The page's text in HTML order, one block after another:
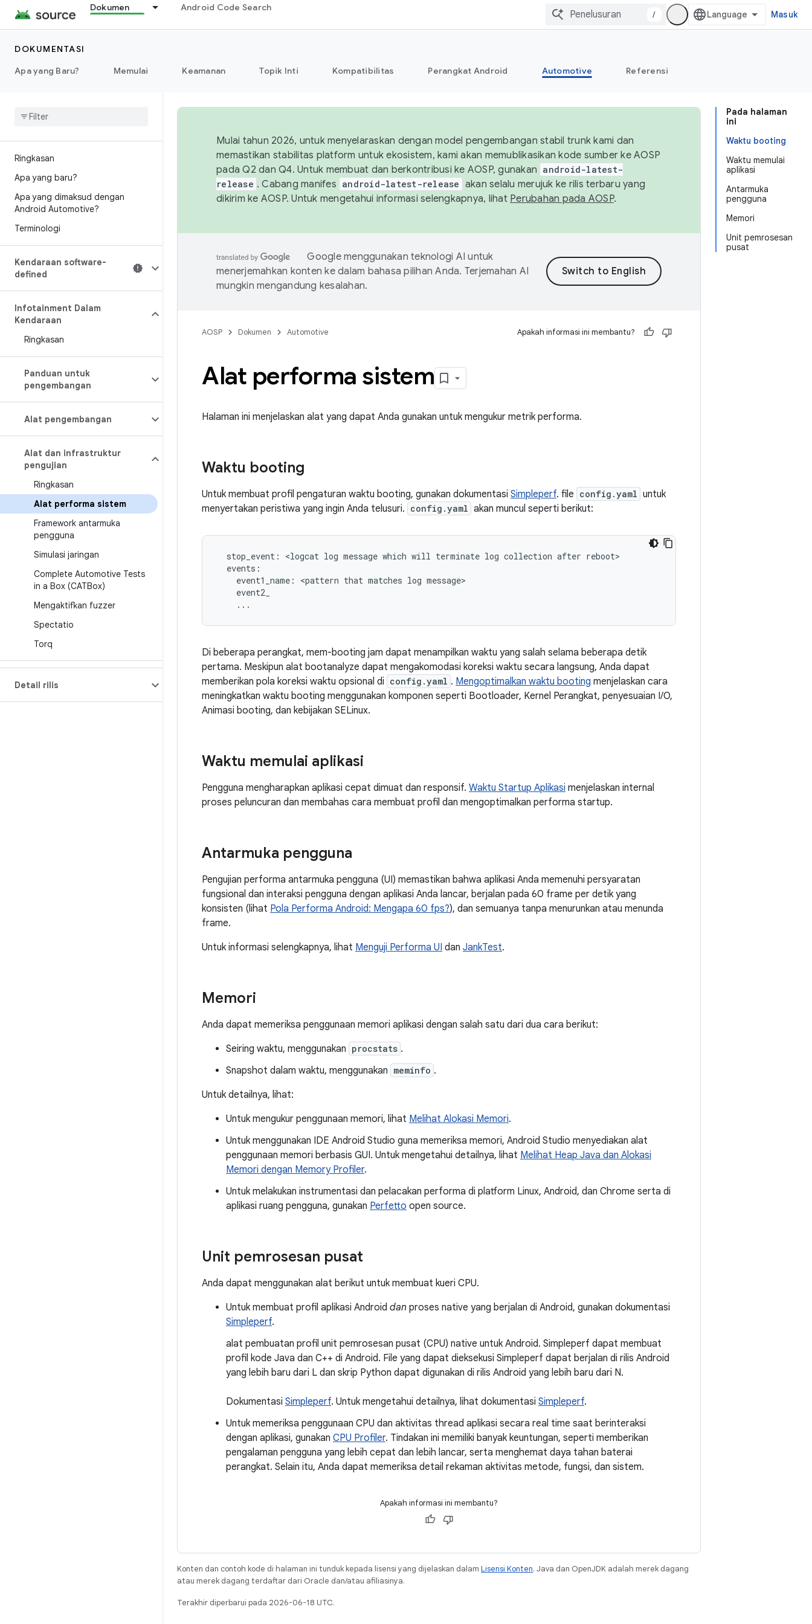
Dokumen Android Code Search
/ Masuk
DOKUMENTASI
Apa yang Baru?
Memulai Keamanan Topik Inti Kompatibilitas Perangkat Android Automotive Referensi
Ringkasan
Apa yang baru?
Apa yang dimaksud dengan
Android Automotive?
Terminologi
Kendaraan software-
defined
Infotainment Dalam
Kendaraan
Ringkasan
Panduan untuk
pengembangan
Alat pengembangan
Alat dan infrastruktur
pengujian
Ringkasan
Alat performa sistem
Framework antarmuka
pengguna
Simulasi jaringan
Complete Automotive Tests
in a Box (CATBox)
Mengaktifkan fuzzer
Spectatio
Torq
Detail rilis
Pada halaman
ini
Waktu booting
Waktu memulai
aplikasi
Antarmuka
pengguna
Memori
Unit pemrosesan
pusat
Mulai tahun 2026, untuk menyelaraskan dengan model pengembangan stabil trunk kami dan
memastikan stabilitas platform untuk ekosistem, kami akan memublikasikan kode sumber ke AOSP
pada Q2 dan Q4. Untuk membuat dan berkontribusi ke AOSP, gunakan android-latest-
release . Cabang manifes android-latest-release akan selalu merujuk ke rilis terbaru yang
dikirim ke AOSP. Untuk mengetahui informasi selengkapnya, lihat Perubahan pada AOSP.
Google menggunakan teknologi AI untuk
menerjemahkan konten ke dalam bahasa pilihan Anda. Terjemahan AI
mungkin mengandung kesalahan.
AOSP Dokumen Automotive Apakah informasi ini membantu?
Alat performa sistem
Halaman ini menjelaskan alat yang dapat Anda gunakan untuk mengukur metrik performa.
Waktu booting
Untuk membuat profil pengaturan waktu booting, gunakan dokumentasi Simpleperf. file config.yaml untuk
menyertakan peristiwa yang ingin Anda telusuri. config.yaml akan muncul seperti berikut:
  stop_event: <logcat log message which will terminate log collection after reboot>
  events:
    event1_name: <pattern that matches log message>
    event2_
    ...
Di beberapa perangkat, mem-booting jam dapat menampilkan waktu yang salah selama beberapa detik
pertama. Meskipun alat bootanalyze dapat mengakomodasi koreksi waktu secara langsung, Anda dapat
memberikan pola koreksi waktu opsional di config.yaml . Mengoptimalkan waktu booting menjelaskan cara
meningkatkan waktu booting menggunakan komponen seperti Bootloader, Kernel Perangkat, penyesuaian I/O,
Animasi booting, dan kebijakan SELinux.
Waktu memulai aplikasi
Pengguna mengharapkan aplikasi cepat dimuat dan responsif. Waktu Startup Aplikasi menjelaskan internal
proses peluncuran dan membahas cara membuat profil dan mengoptimalkan performa startup.
Antarmuka pengguna
Pengujian performa antarmuka pengguna (UI) memastikan bahwa aplikasi Anda memenuhi persyaratan
fungsional dan interaksi pengguna dengan aplikasi Anda lancar, berjalan pada 60 frame per detik yang
konsisten (lihat Pola Performa Android: Mengapa 60 fps?), dan semuanya tanpa menurunkan atau menunda
frame.
Untuk informasi selengkapnya, lihat Menguji Performa UI dan JankTest.
Memori
Anda dapat memeriksa penggunaan memori aplikasi dengan salah satu dari dua cara berikut:
Seiring waktu, menggunakan procstats .
Snapshot dalam waktu, menggunakan meminfo .
Untuk detailnya, lihat:
Untuk mengukur penggunaan memori, lihat Melihat Alokasi Memori.
Untuk menggunakan IDE Android Studio guna memeriksa memori, Android Studio menyediakan alat
penggunaan memori berbasis GUI. Untuk mengetahui detailnya, lihat Melihat Heap Java dan Alokasi
Memori dengan Memory Profiler.
Untuk melakukan instrumentasi dan pelacakan performa di platform Linux, Android, dan Chrome serta di
aplikasi ruang pengguna, gunakan Perfetto open source.
Unit pemrosesan pusat
Anda dapat menggunakan alat berikut untuk membuat kueri CPU.
Untuk membuat profil aplikasi Android dan proses native yang berjalan di Android, gunakan dokumentasi
Simpleperf.
alat pembuatan profil unit pemrosesan pusat (CPU) native untuk Android. Simpleperf dapat membuat
profil kode Java dan C++ di Android. File yang dapat dieksekusi Simpleperf dapat berjalan di rilis Android
yang lebih baru dari L dan skrip Python dapat digunakan di rilis Android yang lebih baru dari N.
Dokumentasi Simpleperf. Untuk mengetahui detailnya, lihat dokumentasi Simpleperf.
Untuk memeriksa penggunaan CPU dan aktivitas thread aplikasi secara real time saat berinteraksi
dengan aplikasi, gunakan CPU Profiler. Tindakan ini memiliki banyak keuntungan, seperti memberikan
pengalaman pengguna yang lebih cepat dan lebih lancar, serta menghemat daya tahan baterai
perangkat. Selain itu, Anda dapat memeriksa detail rekaman aktivitas metode, fungsi, dan sistem.
Apakah informasi ini membantu?
Konten dan contoh kode di halaman ini tunduk kepada lisensi yang dijelaskan dalam Lisensi Konten. Java dan OpenJDK adalah merek dagang
atau merek dagang terdaftar dari Oracle dan/atau afiliasinya.
Terakhir diperbarui pada 2026-06-18 UTC.